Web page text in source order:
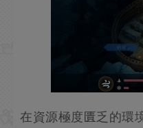
在資源極度匱乏的環